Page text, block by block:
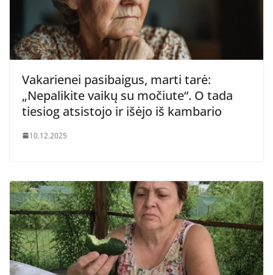
Vakarienei pasibaigus, marti tarė:
„Nepalikite vaikų su močiute“. O tada
tiesiog atsistojo ir išėjo iš kambario
10.12.2025